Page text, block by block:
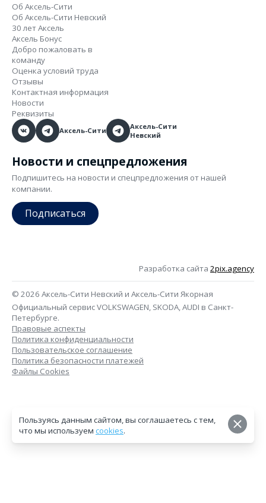
Об Аксель-Сити
Об Аксель-Сити Невский
30 лет Аксель
Аксель Бонус
Добро пожаловать в
команду
Оценка условий труда
Отзывы
Контактная информация
Новости
Реквизиты
Аксель-Сити
Аксель-Сити
Невский
Новости и спецпредложения
Подпишитесь на новости и спецпредложения от нашей
компании.
Подписаться
Разработка сайта 2pix.agency
© 2026 Аксель-Сити Невский и Аксель-Сити Якорная
Официальный сервис VOLKSWAGEN, SKODA, AUDI в Санкт-
Петербурге.
Правовые аспекты
Политика конфиденциальности
Пользовательское соглашение
Политика безопасности платежей
Файлы Cookies
Пользуясь данным сайтом, вы соглашаетесь с тем,
что мы используем cookies.